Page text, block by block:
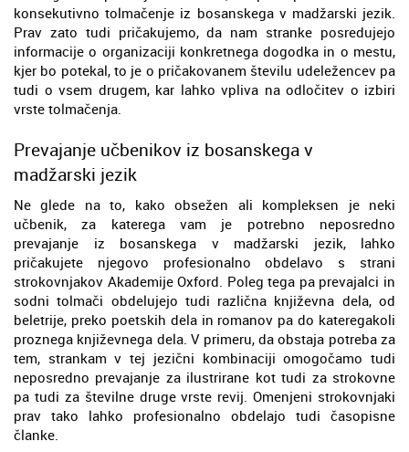
konsekutivno tolmačenje iz bosanskega v madžarski jezik.
Prav zato tudi pričakujemo, da nam stranke posredujejo
informacije o organizaciji konkretnega dogodka in o mestu,
kjer bo potekal, to je o pričakovanem številu udeležencev pa
tudi o vsem drugem, kar lahko vpliva na odločitev o izbiri
vrste tolmačenja.
Prevajanje učbenikov iz bosanskega v
madžarski jezik
Ne glede na to, kako obsežen ali kompleksen je neki
učbenik, za katerega vam je potrebno neposredno
prevajanje iz bosanskega v madžarski jezik, lahko
pričakujete njegovo profesionalno obdelavo s strani
strokovnjakov Akademije Oxford. Poleg tega pa prevajalci in
sodni tolmači obdelujejo tudi različna književna dela, od
beletrije, preko poetskih dela in romanov pa do kateregakoli
proznega književnega dela. V primeru, da obstaja potreba za
tem, strankam v tej jezični kombinaciji omogočamo tudi
neposredno prevajanje za ilustrirane kot tudi za strokovne
pa tudi za številne druge vrste revij. Omenjeni strokovnjaki
prav tako lahko profesionalno obdelajo tudi časopisne
članke.